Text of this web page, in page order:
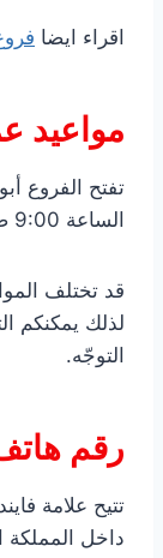
اقراء ايضا
مواعيد
تفتح الفروع
الساعة 9:00 صباحًا حتى 6:00 مساءً.
قد تختلف
لذلك يمكنكم
التوجّه.
رقم
تتيح علامة
داخل المملكة